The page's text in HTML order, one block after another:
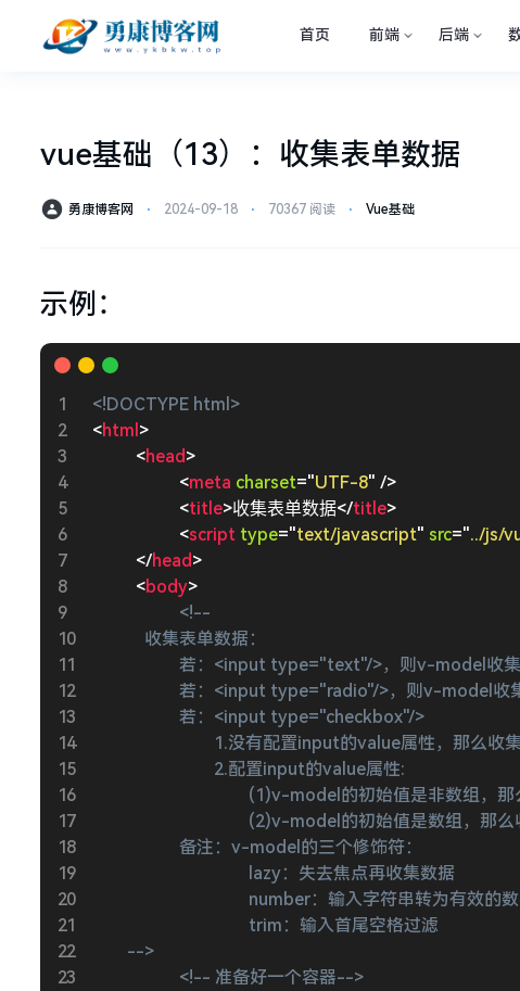
首页 前端 后端
vue基础（13）：收集表单数据
勇康博客网 ⋅ 2024-09-18 ⋅ 70367 阅读 ⋅ Vue基础
示例：
<!DOCTYPE html>
<html >
<head>
<meta charset="UTF-8" />
<title>收集表单数据</title>
<script type="text/javascript" src="../js/
</head>
<body>
<!--
            收集表单数据：
若：<input type="text"/>，则v-
若：<input type="radio"/>，则v-
                    若：<input type="checkbox"/>
1.没有配置input的value属性，
                            2.配置input的value属性:
(1)v-model的初始值是
(2)v-model的初始值是数
                    备注：v-model的三个修饰符：
                                    lazy：失去焦点再收集数据
number：输入字符串转为有效的
                                    trim：输入首尾空格过滤
        -->
<!-- 准备好一个容器-->